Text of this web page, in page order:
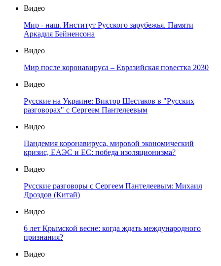
Видео
Мир - наш. Институт Русского зарубежья. Памяти
Аркадия Бейненсона
Видео
Мир после коронавируса – Евразийская повестка 2030
Видео
Русские на Украине: Виктор Шестаков в "Русских
разговорах" с Сергеем Пантелеевым
Видео
Пандемия коронавируса, мировой экономический
кризис, ЕАЭС и ЕС: победа изоляционизма?
Видео
Русские разговоры с Сергеем Пантелеевым: Михаил
Дроздов (Китай)
Видео
6 лет Крымской весне: когда ждать международного
признания?
Видео